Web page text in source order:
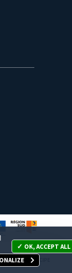
JE PARTICIPE
OK, ACCEPT ALL